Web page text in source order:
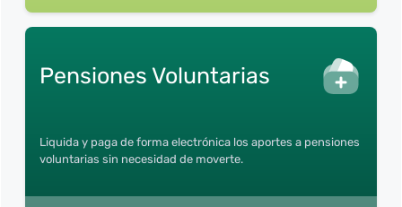
Pensiones Voluntarias
Liquida y paga de forma electrónica los aportes a pensiones
voluntarias sin necesidad de moverte.